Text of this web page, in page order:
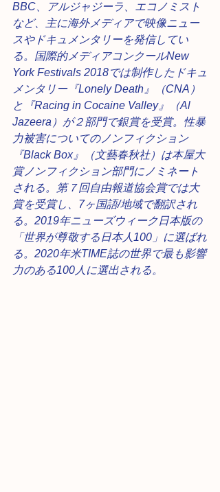
BBC、アルジャジーラ、エコノミスト
など、主に海外メディアで映像ニュー
スやドキュメンタリーを発信してい
る。国際的メディアコンクールNew
York Festivals 2018では制作したドキュ
メンタリー『Lonely Death』（CNA）
と『Racing in Cocaine Valley』（Al
Jazeera）が２部門で銀賞を受賞。性暴
力被害についてのノンフィクション
『Black Box』（文藝春秋社）は本屋大
賞ノンフィクション部門にノミネート
される。第７回自由報道協会賞では大
賞を受賞し、7ヶ国語/地域で翻訳され
る。2019年ニューズウィーク日本版の
「世界が尊敬する日本人100」に選ばれ
る。2020年米TIME誌の世界で最も影響
力のある100人に選出される。